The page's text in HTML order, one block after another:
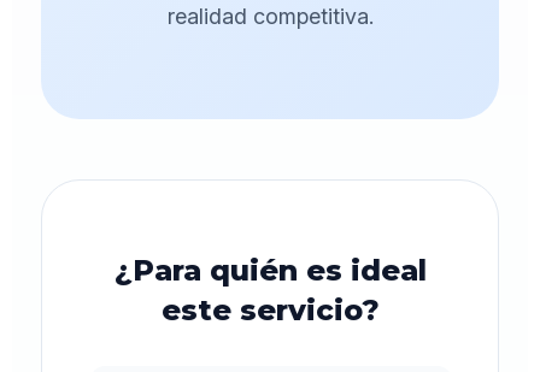
realidad competitiva.
¿Para quién es ideal
este servicio?